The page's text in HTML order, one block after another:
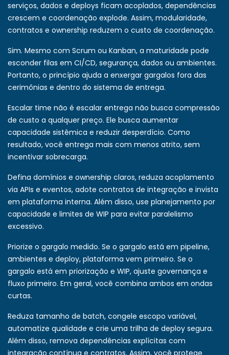
serviços, dados e deploys ficam acoplados, dependências
crescem e coordenação explode. Assim, modularidade,
contratos e ownership reduzem o custo de coordenação.
Sim. Mesmo com Scrum ou Kanban, a maturidade pode
esconder filas em CI/CD, segurança, dados ou ambientes.
Portanto, o princípio ajuda a enxergar gargalos fora das
cerimônias e dentro do sistema de entrega.
Escalar time não é escalar entrega não busca compressão
de custo a qualquer preço. Ele busca aumentar
capacidade sistêmica e reduzir desperdício. Como
resultado, você entrega mais com menos atrito, sem
incentivar sobrecarga.
Defina domínios e ownership claros, reduza acoplamento
via APIs e eventos, adote contratos de integração e invista
em plataforma interna. Além disso, use planejamento por
capacidade e limites de WIP para evitar paralelismo
excessivo.
Priorize o gargalo medido. Se o gargalo está em pipeline,
ambientes e deploy, plataforma vem primeiro. Se o
gargalo está em priorização e WIP, ajuste governança e
fluxo primeiro. Em geral, você combina ambos em ondas
curtas.
Reduza tamanho de batch, congele escopo variável,
automatize qualidade e crie uma trilha de deploy segura.
Além disso, remova dependências explícitas com
integração contínua e contratos. Assim, você protege